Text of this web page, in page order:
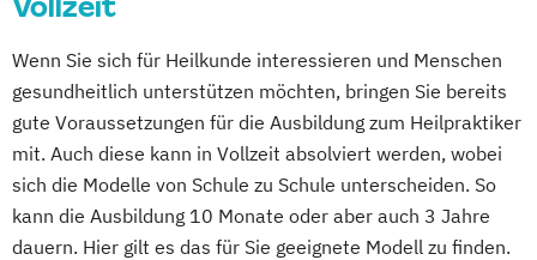
Wenn Sie sich für Heilkunde interessieren und Menschen
gesundheitlich unterstützen möchten, bringen Sie bereits
gute Voraussetzungen für die Ausbildung zum Heilpraktiker
mit. Auch diese kann in Vollzeit absolviert werden, wobei
sich die Modelle von Schule zu Schule unterscheiden. So
kann die Ausbildung 10 Monate oder aber auch 3 Jahre
dauern. Hier gilt es das für Sie geeignete Modell zu finden.